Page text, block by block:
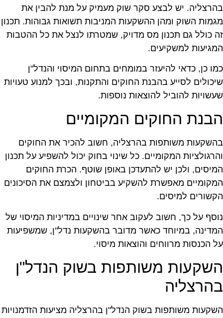
יש לבצע סקר שוק מעמיק על מנת להבין את
השוק ומהן ההשקעות המניבות תשואות גבוהות. תכנון
כולל גם תכנון מס מדויק, שמטרתו לנצל את כל ההטבות
למשקיעים.
כן, כדאי להיעזר במומחים בתחום המיסוי והנדל"ן
לסייע בהבנת החוקים והתקנות, ובכך למנוע טעויות
להוביל להוצאות נוספות.
החוקים המקומיים
משותפות בהרצליה, חשוב להכיר את החוקים
המקומיים. כל שינוי בחוק יכול להשפיע על תכנון
ולכן יש להתעדכן באופן שוטף. הכרת החוקים
מאפשרת להשקיע בביטחון ולצמצם את הסיכונים
למיסים.
על כך, חשוב לעקוב אחר שינויים במדיניות המיסוי של
במיוחד כאשר מדובר בהשקעות נדל"ן, שמשפיעות
הכנסות מרווחים והוצאות מיסוי.
משותפות בשוק הנדל"ן
משותפות בשוק הנדל"ן בהרצליה מציעות הזדמנויות